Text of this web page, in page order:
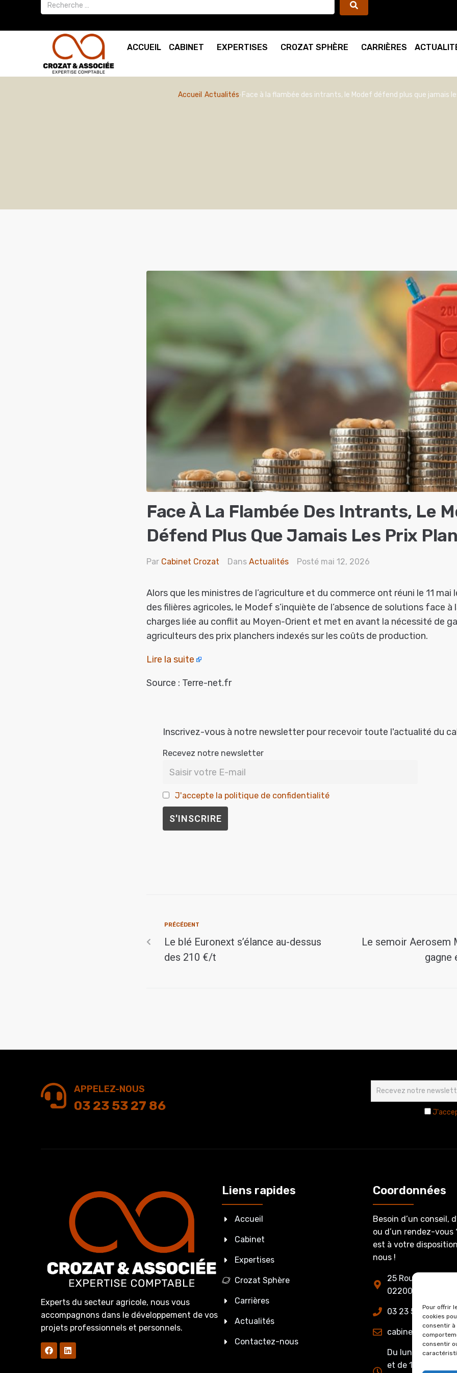
Pour offrir
cookies
consentir
consentir
ACCUEIL CABINET EXPERTISES CROZAT SPHÈRE CARRIÈRES
Accueil Actualités Face à la flambée des intrants, le Modef défend plus que jamais
Face À La Flambée Des Intrants, Le
Défend Plus Que Jamais Les Prix
Par Cabinet Crozat Dans Actualités Posté mai 12, 2026
Alors que les ministres de l’agriculture et du commerce ont réuni le 11 mai
des filières agricoles, le Modef s’inquiète de l’absence de solutions face à
charges liée au conflit au Moyen-Orient et met en avant la nécessité de
agriculteurs des prix planchers indexés sur les coûts de production.
Lire la suite
Source : Terre-net.fr
Inscrivez-vous à notre newsletter pour recevoir toute l'actualité du
Recevez notre newsletter
J'accepte la politique de confidentialité
PRÉCÉDENT
Le blé Euronext s’élance au-dessus
des 210 €/t
Le semoir Aerosem
gagne
APPELEZ-NOUS
03 23 53 27 86
Experts du secteur agricole, nous vous
accompagnons dans le développement de vos
projets professionnels et personnels.
Liens rapides
Accueil
Cabinet
Expertises
Crozat Sphère
Carrières
Actualités
Contactez-nous
Coordonnées
Besoin d’un conseil,
ou d’un rendez-vous
est à votre
nous !
25 Route de Fère-
02200 Belleu
03 23 53 27 86
Du lundi au jeudi :
et de 13h15 à